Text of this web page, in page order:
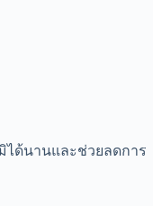
ได้นานและช่วยลดการ